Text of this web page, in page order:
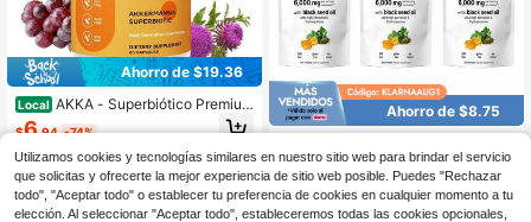
Ahorro de $19.36
Local AKKA - Superbiótico Premium
para la Limpieza, Desintoxicación y
Reparación del Hígado, Salud Intest
inal, Cardo Mariano
$6.94 -74%
Envío Rápido
Ahorro de $8.75
k Seed Oil, 300 Count | 2 In 1 Form
ulated With Black Seed Oil | 4X Stre
ngth Carvacrol & Thymoquinone | P
lant Based
$ 21
-29%
Envío Rápido
Free Shipping
Utilizamos cookies y tecnologías similares en nuestro sitio web para brindar el servicio
que solicitas y ofrecerte la mejor experiencia de sitio web posible. Puedes "Rechazar
todo", "Aceptar todo" o establecer tu preferencia de cookies en cualquier momento a tu
elección. Al seleccionar "Aceptar todo", estableceremos todas las cookies opcionales,